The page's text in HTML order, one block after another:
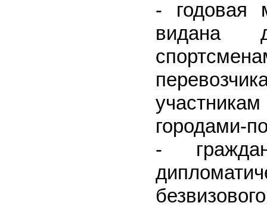
- годовая
видана
городами-
-